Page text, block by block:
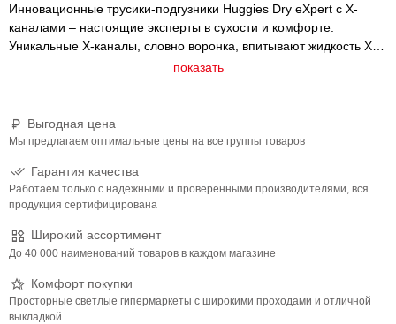
Инновационные трусики-подгузники Huggies Dry eXpert с Х-
каналами – настоящие эксперты в сухости и комфорте.
Уникальные Х-каналы, словно воронка, впитывают жидкость Х2
быстрее и равномерно распределяют ее. Технология FlexFit:
Технологичный суперабсорбент надежно удерживает влагу
внутри надолго. Кожа малыша остается сухой до 12 часов.
протеканий. Мягкие материалы обеспечат маленьким
экспертам дополнительный комфорт. Инновационные трусики-
подгузники Huggies Dry eXpert с Х-каналами не содержат
отдушек, хлора и латекса. Яркий и веселый дизайн подойдет и
мальчикам, и девочкам
показать
Выгодная цена
Мы предлагаем оптимальные цены на все группы товаров
Гарантия качества
Работаем только с надежными и проверенными производителями, вся
продукция сертифицирована
Широкий ассортимент
До 40 000 наименований товаров в каждом магазине
Комфорт покупки
Просторные светлые гипермаркеты с широкими проходами и отличной
выкладкой